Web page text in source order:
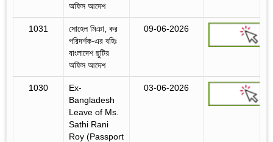
অফিস আদেশ
1031
সোহেল মিঞা, কর
পরিদর্শক-এর বহিঃ
বাংলাদেশ ছুটির
অফিস আদেশ
09-06-2026
1030
Ex-
Bangladesh
Leave of Ms.
Sathi Rani
Roy (Passport
03-06-2026